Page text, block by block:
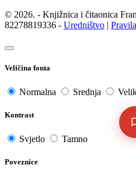
© 2026. - Knjižnica i čitaonica
82278819336 - Uredništvo |
Veličina fonta
Normalna Srednja
Kontrast
Svjetlo Tamno
Poveznice